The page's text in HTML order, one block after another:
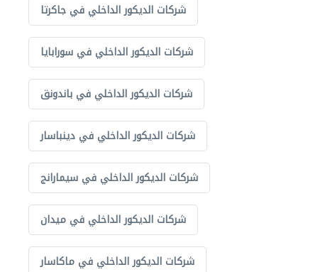
شركات الديكور الداخلي في جاكرتا
شركات الديكور الداخلي في سورابايا
شركات الديكور الداخلي في باندونق
شركات الديكور الداخلي في دينباسار
شركات الديكور الداخلي في سيمارانج
شركات الديكور الداخلي في ميدان
شركات الديكور الداخلي في ماكاسار